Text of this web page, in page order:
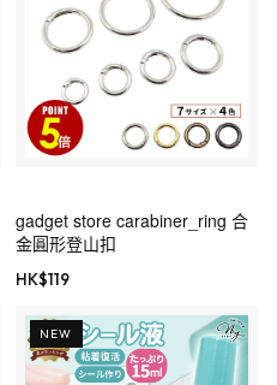
gadget store carabiner_ring 合
金圓形登山扣
HK$119
NEW